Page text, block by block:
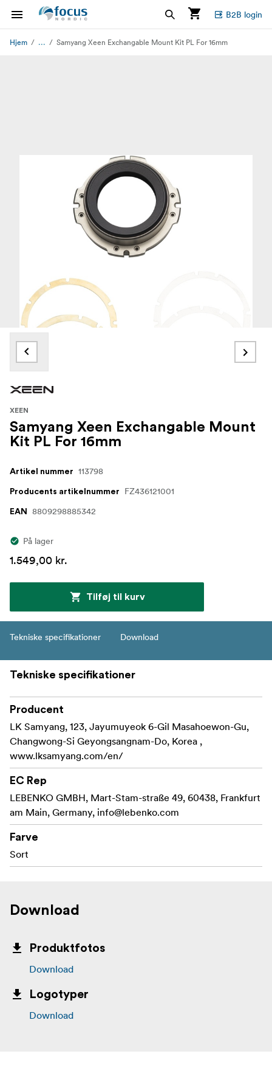
B2B login
Hjem ... Samyang Xeen Exchangable Mount Kit PL For 16mm
XEEN
Samyang Xeen Exchangable Mount
Kit PL For 16mm
Artikel nummer 113798
Producents artikelnummer FZ436121001
EAN 8809298885342
På lager
1.549,00 kr.
Tilføj til kurv
Tekniske specifikationer Download
Tekniske specifikationer
Producent
LK Samyang, 123, Jayumuyeok 6-Gil Masahoewon-Gu,
Changwong-Si Geyongsangnam-Do, Korea ,
www.lksamyang.com/en/
EC Rep
LEBENKO GMBH, Mart-Stam-straße 49, 60438, Frankfurt
am Main, Germany, info@lebenko.com
Farve
Sort
Download
Produktfotos
Download
Logotyper
Download